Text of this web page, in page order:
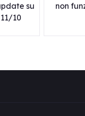
su
10
non